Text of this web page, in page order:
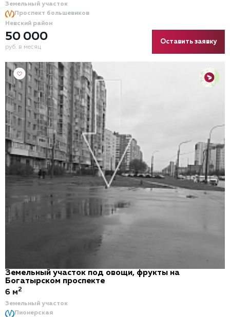
Земельный участок
Проспект большевиков
Невский район
50 000
руб. в месяц
Оставить заявку
Земельный участок под овощи, фрукты на
Богатырском проспекте
Земельный участок
Пионерская
6 м2